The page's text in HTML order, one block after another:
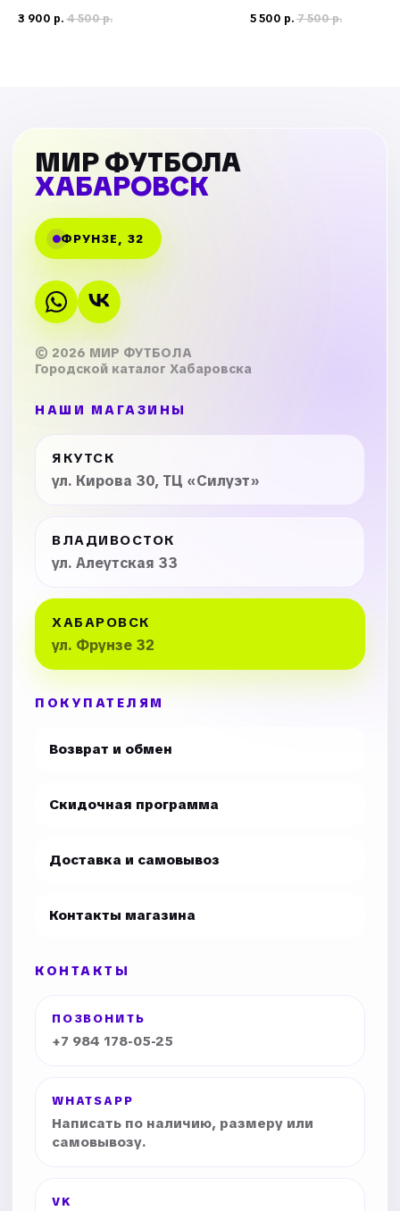
3 900 р. 4 500р. 5 500 р. 7 500р.
МИР ФУТБОЛА
ХАБАРОВСК
ФРУНЗЕ, 32
© 2026 МИР ФУТБОЛА
Городской каталог Хабаровска
НАШИ МАГАЗИНЫ
ЯКУТСК
ул. Кирова 30, ТЦ «Силуэт»
ВЛАДИВОСТОК
ул. Алеутская 33
ХАБАРОВСК
ул. Фрунзе 32
ПОКУПАТЕЛЯМ
Возврат и обмен
Скидочная программа
Доставка и самовывоз
Контакты магазина
КОНТАКТЫ
ПОЗВОНИТЬ
+7 984 178-05-25
WHATSAPP
Написать по наличию, размеру или
самовывозу.
VK